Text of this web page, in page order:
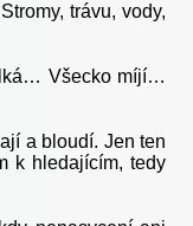
trávu, vody,
Všecko míjí…
a bloudí. Jen ten
k hledajícím, tedy